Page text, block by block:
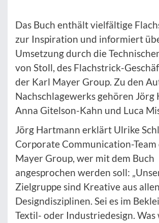
Das Buch enthält vielfältige
zur Inspiration und informiert
Umsetzung durch die
von Stoll, des Flachstrick-
der Karl Mayer Group. Zu den
Nachschlagewerks gehören Jörg
Anna Gitelson-Kahn und Luca
Jörg Hartmann erklärt Ulrike
Corporate Communication-
Mayer Group, wer mit dem Buch
angesprochen werden soll:
Zielgruppe sind Kreative aus allen
Designdisziplinen. Sei es im
Textil- oder Industriedesign.